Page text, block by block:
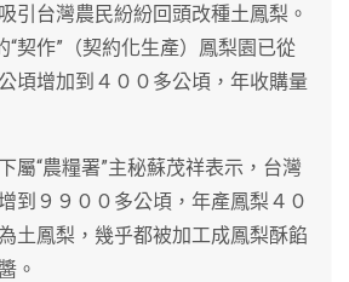
引台灣農民紛紛回頭改種土鳳梨。
“契作”（契約化生產）鳳梨園已從
頃增加到４００多公頃，年收購量
屬“農糧署”主秘蘇茂祥表示，台灣
到９９００多公頃，年產鳳梨４０
土鳳梨，幾乎都被加工成鳳梨酥餡
。